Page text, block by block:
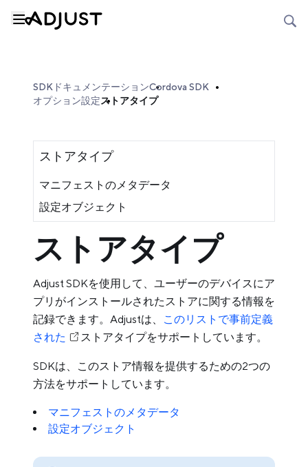
SDKドキュメンテーションCordova SDK
オプション設定ストアタイプ
ストアタイプ
マニフェストのメタデータ
設定オブジェクト
ストアタイプ
Adjust SDKを使用して、ユーザーのデバイスにア
プリがインストールされたストアに関する情報を
記録できます。Adjustは、
このリストで事前定義
された
ストアタイプをサポートしています。
SDKは、このストア情報を提供するための2つの
方法をサポートしています。
マニフェストのメタデータ
設定オブジェクト